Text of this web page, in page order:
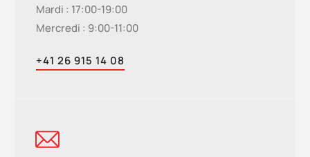
Mardi : 17:00-19:00
Mercredi : 9:00-11:00
+41 26 915 14 08